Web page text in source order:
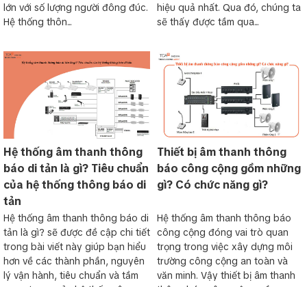
lớn với số lượng người đông đúc.
Hệ thống thôn...
hiệu quả nhất. Qua đó, chúng ta
sẽ thấy được tầm qua...
Hệ thống âm thanh thông
báo di tản là gì? Tiêu chuẩn
của hệ thống thông báo di
tản
Hệ thống âm thanh thông báo di
tản là gì? sẽ được đề cập chi tiết
trong bài viết này giúp bạn hiểu
hơn về các thành phần, nguyên
lý vận hành, tiêu chuẩn và tầm
Thiết bị âm thanh thông
báo công cộng gồm những
gì? Có chức năng gì?
Hệ thống âm thanh thông báo
công cộng đóng vai trò quan
trọng trong việc xây dựng môi
trường công cộng an toàn và
văn minh. Vậy thiết bị âm thanh